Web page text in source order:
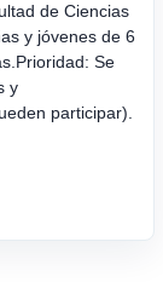
de Ciencias
y jóvenes de 6
Se
y
participar).